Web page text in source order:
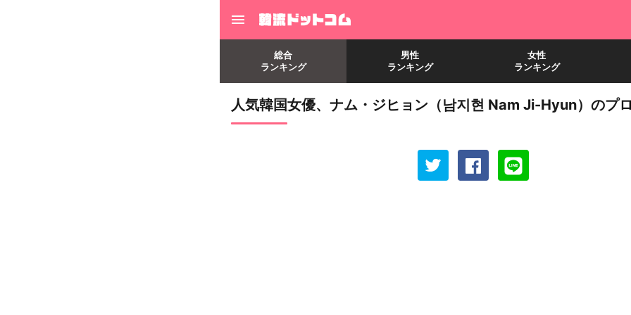
総合
ランキング
男性
ランキング
女性
ランキング
人気韓国女優、ナム・ジヒョン（남지현 Nam Ji-Hyun）のプ